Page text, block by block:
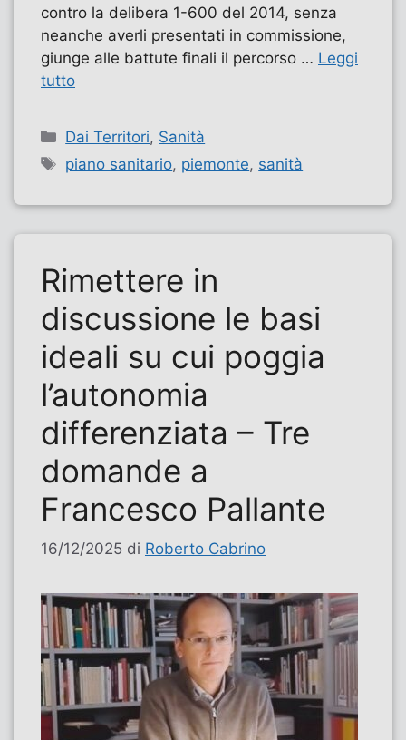
contro la delibera 1-600 del 2014, senza
neanche averli presentati in commissione,
giunge alle battute finali il percorso … Leggi
tutto
Categorie
Dai Territori, Sanità
Tag
piano sanitario, piemonte, sanità
Rimettere in
discussione le basi
ideali su cui poggia
l’autonomia
differenziata – Tre
domande a
Francesco Pallante
16/12/2025 di Roberto Cabrino